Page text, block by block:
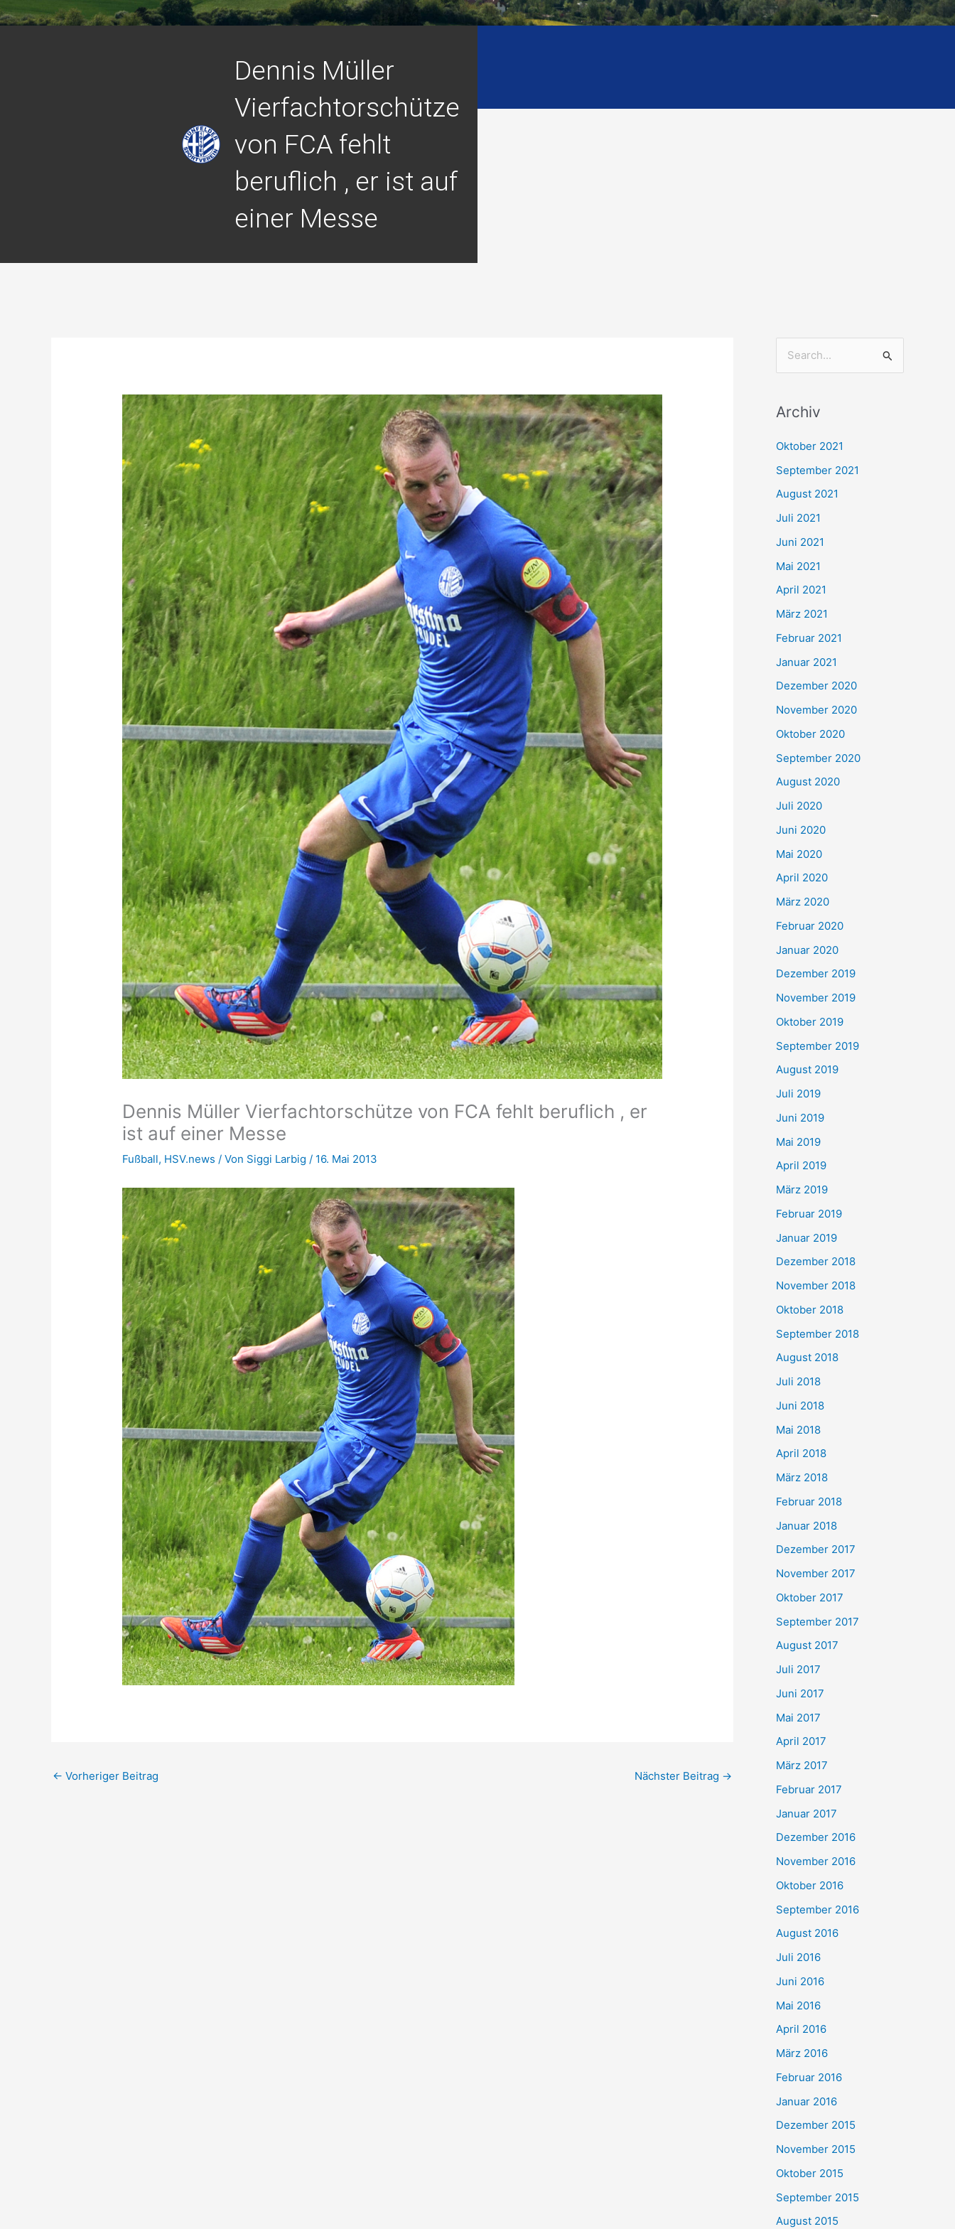
Dennis Müller
Vierfachtorschütze
von FCA fehlt
beruflich , er ist auf
einer Messe
Dennis Müller Vierfachtorschütze von FCA fehlt beruflich , er
ist auf einer Messe
Fußball, HSV.news / Von Siggi Larbig/ 16. Mai 2013
← Vorheriger Beitrag Nächster Beitrag →
h
e
n
h
:
Archiv
Oktober 2021
September 2021
August 2021
Juli 2021
Juni 2021
Mai 2021
April 2021
März 2021
Februar 2021
Januar 2021
Dezember 2020
November 2020
Oktober 2020
September 2020
August 2020
Juli 2020
Juni 2020
Mai 2020
April 2020
März 2020
Februar 2020
Januar 2020
Dezember 2019
November 2019
Oktober 2019
September 2019
August 2019
Juli 2019
Juni 2019
Mai 2019
April 2019
März 2019
Februar 2019
Januar 2019
Dezember 2018
November 2018
Oktober 2018
September 2018
August 2018
Juli 2018
Juni 2018
Mai 2018
April 2018
März 2018
Februar 2018
Januar 2018
Dezember 2017
November 2017
Oktober 2017
September 2017
August 2017
Juli 2017
Juni 2017
Mai 2017
April 2017
März 2017
Februar 2017
Januar 2017
Dezember 2016
November 2016
Oktober 2016
September 2016
August 2016
Juli 2016
Juni 2016
Mai 2016
April 2016
März 2016
Februar 2016
Januar 2016
Dezember 2015
November 2015
Oktober 2015
September 2015
August 2015